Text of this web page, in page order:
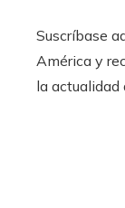
Suscríbase
América y
la actualidad